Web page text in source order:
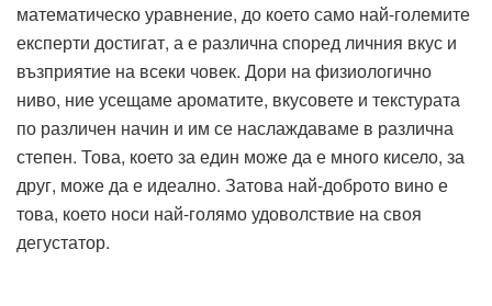
математическо уравнение, до което само най-големите
експерти достигат, а е различна според личния вкус и
възприятие на всеки човек. Дори на физиологично
ниво, ние усещаме ароматите, вкусовете и текстурата
по различен начин и им се наслаждаваме в различна
степен. Това, което за един може да е много кисело, за
друг, може да е идеално. Затова най-доброто вино е
това, което носи най-голямо удоволствие на своя
дегустатор.